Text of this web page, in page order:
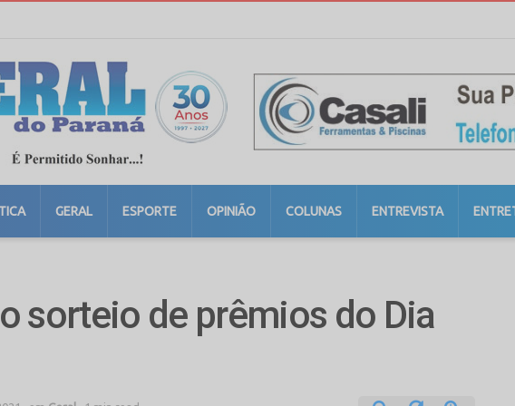
GERAL ESPORTE OPINIÃO COLUNAS ENTREVISTA
sorteio de prêmios do Dia